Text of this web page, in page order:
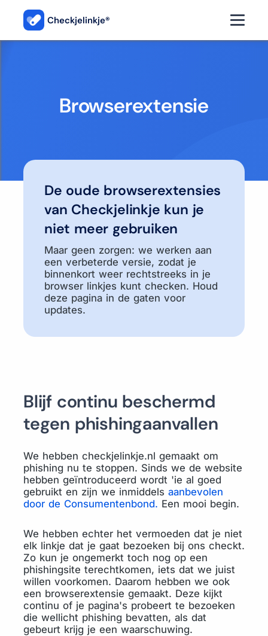
Checkjelinkje®
Browserextensie
De oude browserextensies
van Checkjelinkje kun je
niet meer gebruiken
Maar geen zorgen: we werken aan
een verbeterde versie, zodat je
binnenkort weer rechtstreeks in je
browser linkjes kunt checken. Houd
deze pagina in de gaten voor
updates.
Blijf continu beschermd
tegen phishingaanvallen
We hebben checkjelinkje.nl gemaakt om
phishing nu te stoppen. Sinds we de website
hebben geïntroduceerd wordt 'ie al goed
gebruikt en zijn we inmiddels aanbevolen
door de Consumentenbond. Een mooi begin.
We hebben echter het vermoeden dat je niet
elk linkje dat je gaat bezoeken bij ons checkt.
Zo kun je ongemerkt toch nog op een
phishingsite terechtkomen, iets dat we juist
willen voorkomen. Daarom hebben we ook
een browserextensie gemaakt. Deze kijkt
continu of je pagina's probeert te bezoeken
die wellicht phishing bevatten, als dat
gebeurt krijg je een waarschuwing.